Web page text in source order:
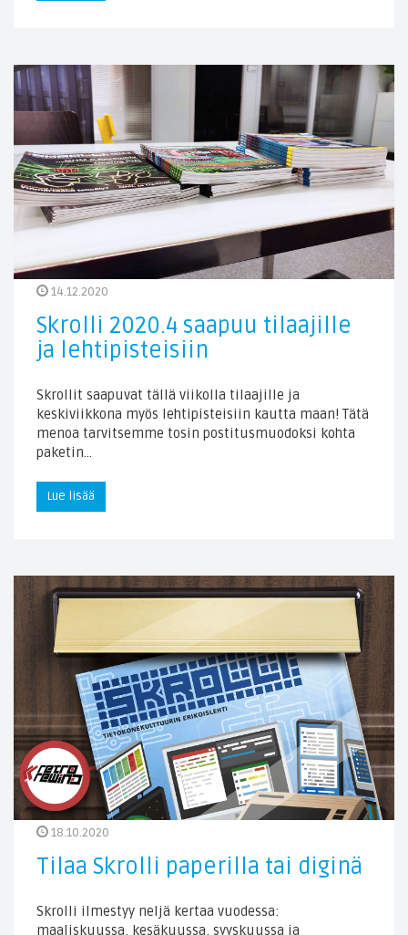
14.12.2020
Skrolli 2020.4 saapuu tilaajille
ja lehtipisteisiin
Skrollit saapuvat tällä viikolla tilaajille ja
keskiviikkona myös lehtipisteisiin kautta maan! Tätä
menoa tarvitsemme tosin postitusmuodoksi kohta
paketin…
Lue lisää
18.10.2020
Tilaa Skrolli paperilla tai diginä
Skrolli ilmestyy neljä kertaa vuodessa:
maaliskuussa, kesäkuussa, syyskuussa ja